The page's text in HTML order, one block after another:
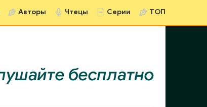
Авторы Чтецы Серии ТОП
бесплатно